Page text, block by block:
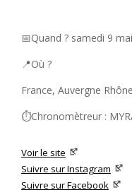
📅Quand ? samedi 9
📍Où ?
France, Auvergne
⏱️Chronomètreur :
Voir le site
Suivre sur Instagram
Suivre sur Facebook